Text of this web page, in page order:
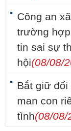
Công an
trường
tin sai sự
hội(08/08/
Bắt giữ
man con
tình(08/08/